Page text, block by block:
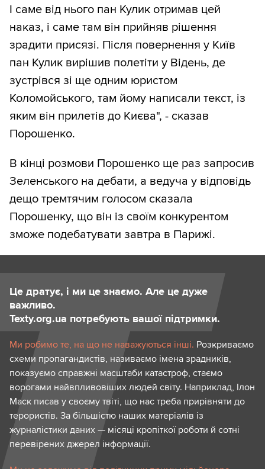
І саме від нього пан Кулик отримав цей
наказ, і саме там він прийняв рішення
зрадити присязі. Після повернення у Київ
пан Кулик вирішив полетіти у Відень, де
зустрівся зі ще одним юристом
Коломойського, там йому написали текст, із
яким він прилетів до Києва", - сказав
Порошенко.
В кінці розмови Порошенко ще раз запросив
Зеленського на дебати, а ведуча у відповідь
дещо тремтячим голосом сказала
Порошенку, що він із своїм конкурентом
зможе подебатувати завтра в Парижі.
Це дратує, і ми це знаємо. Але це дуже
важливо.
Texty.org.ua потребують вашої підтримки.
Ми робимо те, на що не наважуються інші. Розкриваємо
схеми пропагандистів, називаємо імена зрадників,
показуємо справжні масштаби катастроф, стаємо
ворогами найвпливовіших людей світу. Наприклад, Ілон
Маск писав у своєму твіті, що нас треба прирівняти до
терористів. За більшістю наших матеріалів із
журналістики даних — місяці кропіткої роботи й сотні
перевірених джерел інформації.